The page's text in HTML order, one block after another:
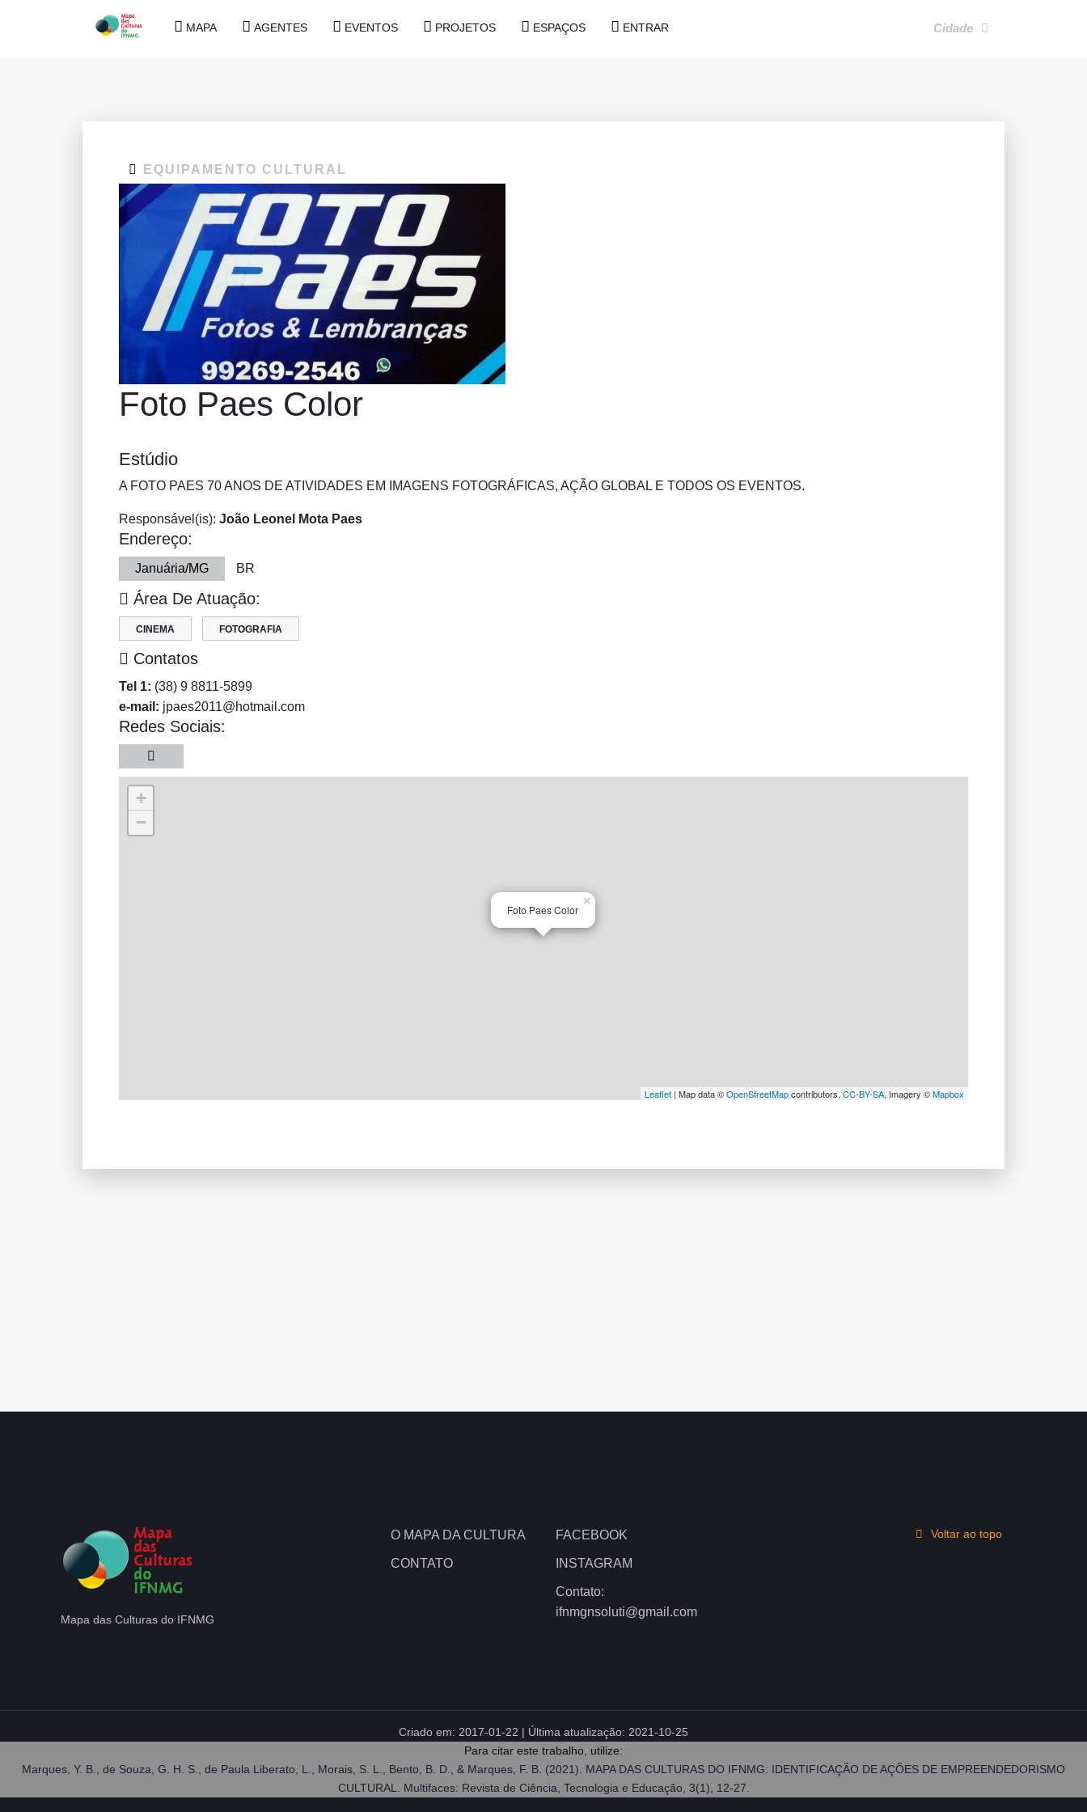
Cidade
MAPA AGENTES EVENTOS PROJETOS ESPAÇOS ENTRAR
EQUIPAMENTO CULTURAL
Foto Paes Color
Estúdio
A FOTO PAES 70 ANOS DE ATIVIDADES EM IMAGENS FOTOGRÁFICAS, AÇÃO GLOBAL E TODOS OS EVENTOS.
Responsável(is): João Leonel Mota Paes
Endereço:
Januária/MG BR
Área De Atuação:
CINEMA FOTOGRAFIA
Contatos
Tel 1: (38) 9 8811-5899
e-mail: jpaes2011@hotmail.com
Redes Sociais:
Foto Paes Color
×
+
−
Leaflet | Map data ©OpenStreetMapcontributors, CC-BY-SA, Imagery ©Mapbox
Mapa das Culturas do IFNMG
O MAPA DA CULTURA
CONTATO
FACEBOOK
INSTAGRAM
Contato:
ifnmgnsoluti@gmail.com
Voltar ao topo
Criado em: 2017-01-22 | Última atualização: 2021-10-25
Para citar este trabalho, utilize:
Marques, Y. B., de Souza, G. H. S., de Paula Liberato, L., Morais, S. L., Bento, B. D., & Marques, F. B. (2021). MAPA DAS CULTURAS DO IFNMG: IDENTIFICAÇÃO DE AÇÕES DE EMPREENDEDORISMO
CULTURAL. Multifaces: Revista de Ciência, Tecnologia e Educação, 3(1), 12-27.